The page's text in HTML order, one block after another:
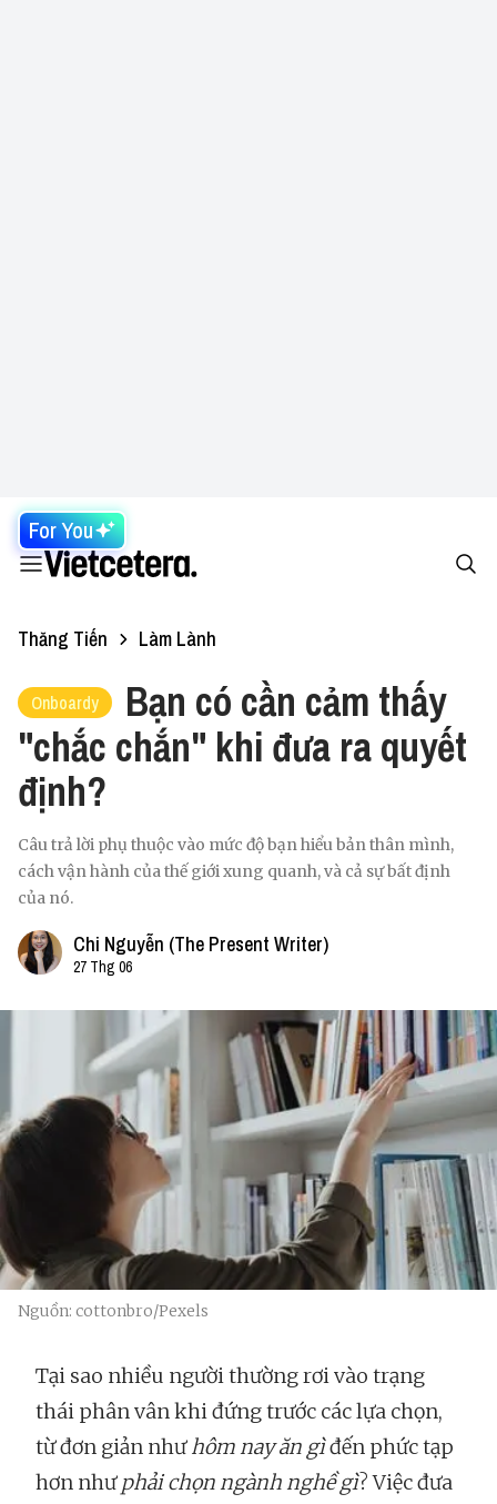
For You
Thăng Tiến Làm Lành
Onboardy
Bạn có cần cảm thấy
"chắc chắn" khi đưa ra quyết
định?
Câu trả lời phụ thuộc vào mức độ bạn hiểu bản thân mình,
cách vận hành của thế giới xung quanh, và cả sự bất định
của nó.
Chi Nguyễn (The Present Writer)
27 Thg 06
Nguồn: cottonbro/Pexels
Tại sao nhiều người thường rơi vào trạng
thái phân vân khi đứng trước các lựa chọn,
từ đơn giản nhưhôm nay ăn gìđến phức tạp
hơn nhưphải chọn ngành nghề gì? Việc đưa